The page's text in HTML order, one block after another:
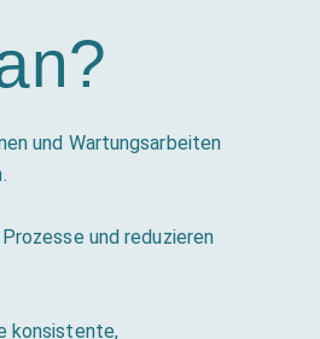
und Wartungsarbeiten
und reduzieren
konsistente,